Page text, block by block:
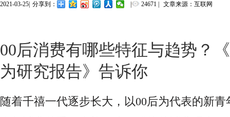
2021-03-25| 分享到： | 24671 | 文章来源：互联网
00后消费有哪些特征与趋势？
为研究报告》告诉你
随着千禧一代逐步长大，以00后为代表的新